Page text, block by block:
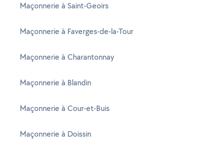
Maçonnerie à Saint-Geoirs
Maçonnerie à Faverges-de-la-Tour
Maçonnerie à Charantonnay
Maçonnerie à Blandin
Maçonnerie à Cour-et-Buis
Maçonnerie à Doissin